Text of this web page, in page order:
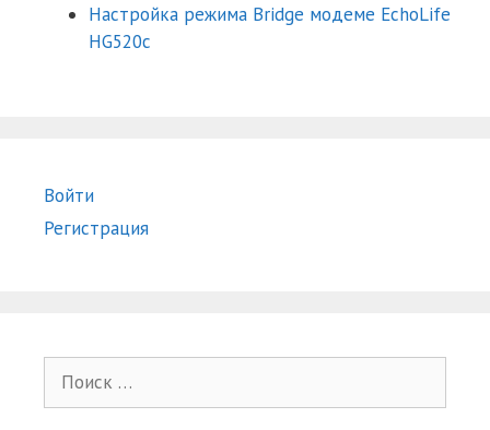
Настройка режима Bridge модеме EchoLife
HG520c
Войти
Регистрация